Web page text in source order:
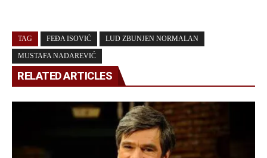
TAG FEĐA ISOVIĆ LUD ZBUNJEN NORMALAN
MUSTAFA NADAREVIĆ
RELATED ARTICLES